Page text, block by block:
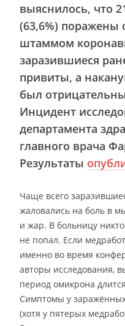
выяснилось, что
(63,6%)
штаммом
заразившиеся
привиты, а
был
Инцидент
департамента
главного врача
Результаты
Чаще всего
жаловались на боль в
и жар. В больницу
не попал. Если
именно во время
авторы исследования,
период омикрона
Симптомы у
(хотя у пятерых